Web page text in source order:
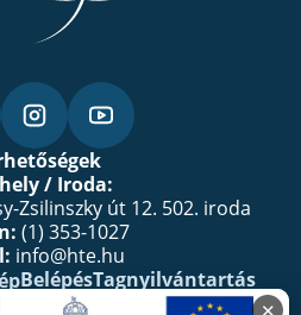
✕
/ Iroda:
Zsilinszky út 12. 502. iroda
(1) 353-1027
info@hte.hu
BelépésTagnyilvántartás
1%